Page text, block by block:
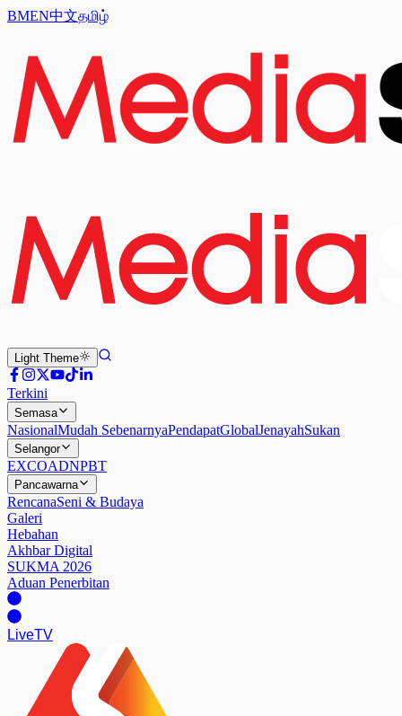
BMEN中文தமிழ்
Light Theme
Terkini
Semasa
NasionalMudah SebenarnyaPendapatGlobalJenayahSukan
Selangor
EXCOADNPBT
Pancawarna
RencanaSeni & Budaya
Galeri
Hebahan
Akhbar Digital
SUKMA 2026
Aduan Penerbitan
LiveTV